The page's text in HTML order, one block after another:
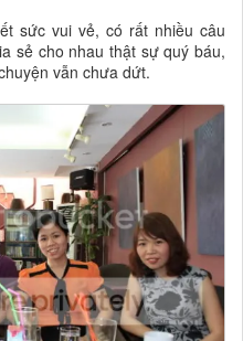
sức vui vẻ, có rất nhiều câu
sẻ cho nhau thật sự quý báu,
vẫn chưa dứt.